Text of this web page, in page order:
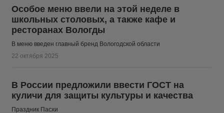
Особое меню ввели на этой неделе в
школьных столовых, а также кафе и
ресторанах Вологды
В меню введен главный бренд Вологодской области
22 октября 2025
В России предложили ввести ГОСТ на
куличи для защиты культуры и качества
Праздник Пасхи